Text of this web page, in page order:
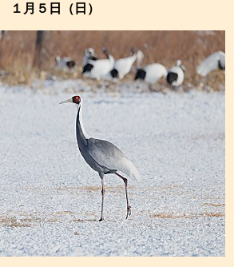
１月５日（日）